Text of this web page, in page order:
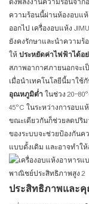
ดึงพลังงานความร้อนจาก
ความร้อนนี้ผ่านห้องอบแ
ออกไป เครื่องอบแห้ง
ยังคงรักษาและนำความ
ให้ ประหยัดค่าไฟฟ้าได้อ
สภาพอากาศภายนอกจะเ
เมื่อนำเทคโนโลยีนี้มาใช้
อุณหภูมิต่ำ ในช่วง
45°C ในระหว่างการอบ
ขณะเดียวกันก็ช่วยลดปริ
ของระบบจะช่วยป้องกันค
แบบดั้งเดิม และอาจทำใ
ประสิทธิภาพและ